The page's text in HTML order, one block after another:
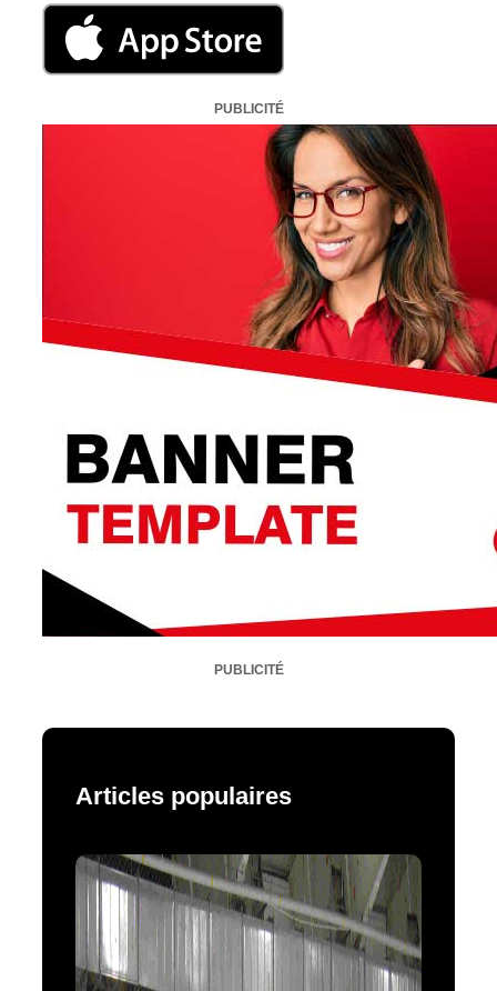
PUBLICITÉ
PUBLICITÉ
Articles populaires